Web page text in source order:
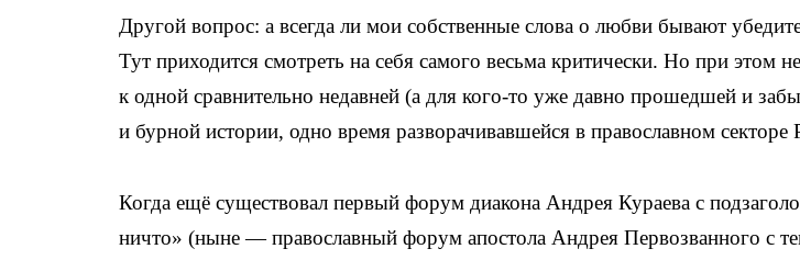
Другой вопрос: а всегда ли мои собственные слова о любви бывают
Тут приходится смотреть на себя самого весьма критически. Но при этом
к одной сравнительно недавней (а для кого-то уже давно прошедшей и
и бурной истории, одно время разворачивавшейся в православном секторе
Когда ещё существовал первый форум диакона Андрея Кураева с
ничто» (ныне — православный форум апостола Андрея Первозванного с